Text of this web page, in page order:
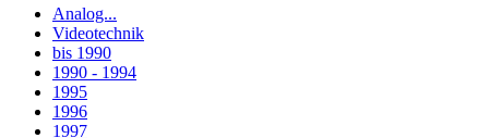
Analog...
Videotechnik
bis 1990
1990 - 1994
1995
1996
1997